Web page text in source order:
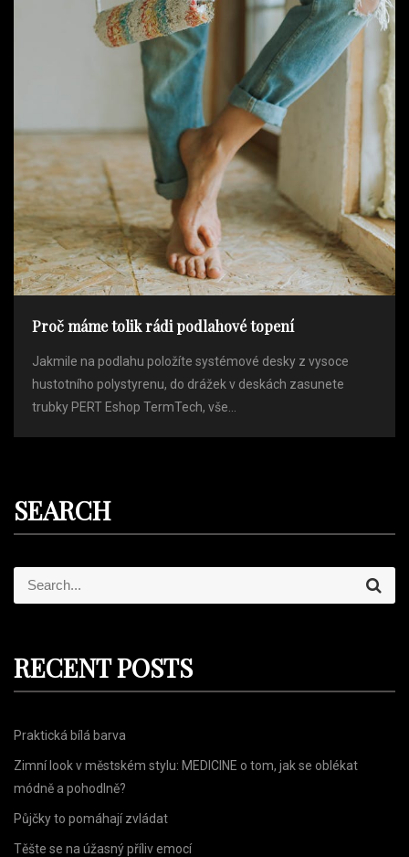
Proč máme tolik rádi podlahové topení
Jakmile na podlahu položíte systémové desky z vysoce
hustotního polystyrenu, do drážek v deskách zasunete
trubky PERT Eshop TermTech, vše...
SEARCH
e
h
o
r
:
S
e
a
RECENT POSTS
Praktická bílá barva
Zimní look v městském stylu: MEDICINE o tom, jak se oblékat
módně a pohodlně?
Půjčky to pomáhají zvládat
Těšte se na úžasný příliv emocí